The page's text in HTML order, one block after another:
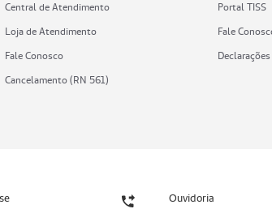
Central de Atendimento
Loja de Atendimento
Fale Conosco
Cancelamento (RN 561)
Portal TISS
Fale
Declarações
Ouvidoria